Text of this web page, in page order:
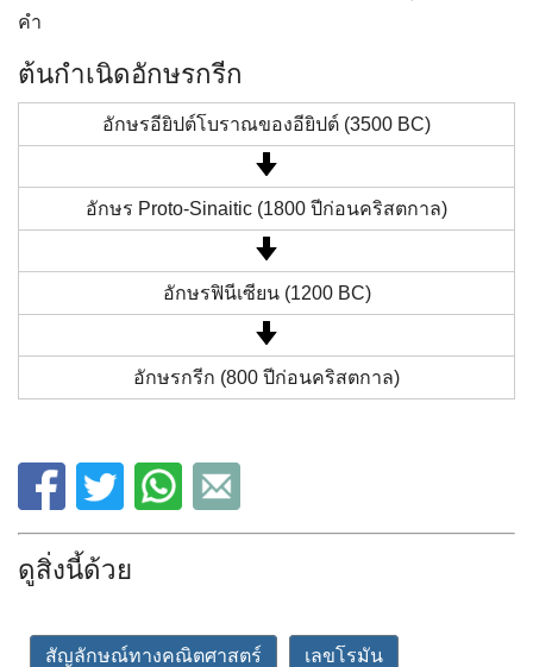
คำ
ต้นกำเนิดอักษรกรีก
อักษรอียิปต์โบราณของอียิปต์ (3500 BC)
อักษร Proto-Sinaitic (1800 ปีก่อนคริสตกาล)
อักษรฟินีเซียน (1200 BC)
อักษรกรีก (800 ปีก่อนคริสตกาล)
ดูสิ่งนี้ด้วย
สัญลักษณ์ทางคณิตศาสตร์ เลขโรมัน